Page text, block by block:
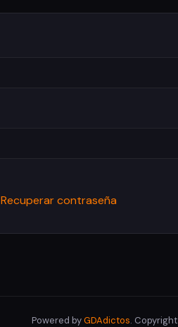
Recuperar contraseña
Powered byGDAdictos.